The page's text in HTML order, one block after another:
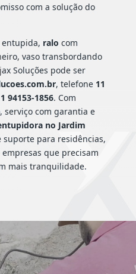
com a solução do
ralo com
vaso transbordando
Soluções pode ser
, telefone 11
94153-1856. Com
com garantia e
no Jardim
para residências,
que precisam
mais tranquilidade.